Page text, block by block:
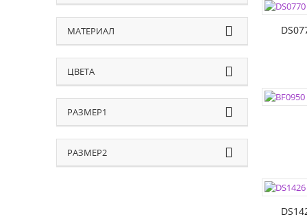
МАТЕРИАЛ
ЦВЕТА
РАЗМЕР1
РАЗМЕР2